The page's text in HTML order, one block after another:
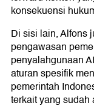
konsekuensi
Di sisi lain, Alfons
pengawasan
penyalahgunaan
aturan spesifik
pemerintah
terkait yang sudah